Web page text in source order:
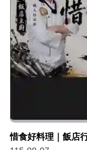
惜食好料理｜飯店